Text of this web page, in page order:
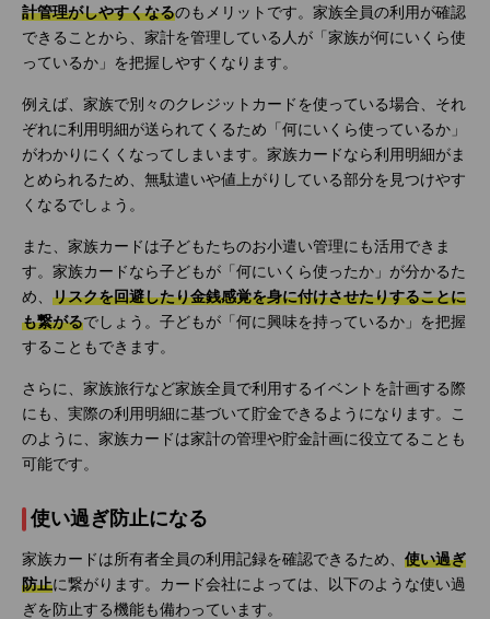
計管理がしやすくなるのもメリットです。家族全員の利用が確認
できることから、家計を管理している人が「家族が何にいくら使
っているか」を把握しやすくなります。
例えば、家族で別々のクレジットカードを使っている場合、それ
ぞれに利用明細が送られてくるため「何にいくら使っているか」
がわかりにくくなってしまいます。家族カードなら利用明細がま
とめられるため、無駄遣いや値上がりしている部分を見つけやす
くなるでしょう。
また、家族カードは子どもたちのお小遣い管理にも活用できま
す。家族カードなら子どもが「何にいくら使ったか」が分かるた
め、 リスクを回避したり金銭感覚を身に付けさせたりすることに
も繋がるでしょう。子どもが「何に興味を持っているか」を把握
することもできます。
さらに、家族旅行など家族全員で利用するイベントを計画する際
にも、実際の利用明細に基づいて貯金できるようになります。こ
のように、家族カードは家計の管理や貯金計画に役立てることも
可能です。
使い過ぎ防止になる
家族カードは所有者全員の利用記録を確認できるため、 使い過ぎ
防止に繋がります。カード会社によっては、以下のような使い過
ぎを防止する機能も備わっています。